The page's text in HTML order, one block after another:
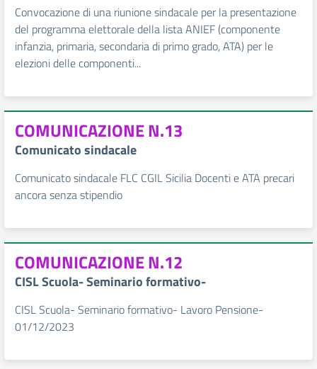
Convocazione di una riunione sindacale per la presentazione
del programma elettorale della lista ANIEF (componente
infanzia, primaria, secondaria di primo grado, ATA) per le
elezioni delle componenti...
COMUNICAZIONE N.13
Comunicato sindacale
Comunicato sindacale FLC CGIL Sicilia Docenti e ATA precari
ancora senza stipendio
COMUNICAZIONE N.12
CISL Scuola- Seminario formativo-
CISL Scuola- Seminario formativo- Lavoro Pensione-
01/12/2023